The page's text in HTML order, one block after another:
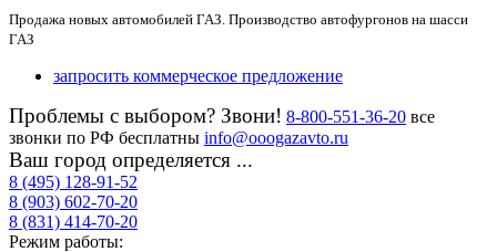
Продажа новых автомобилей ГАЗ. Производство автофургонов на шасси
ГАЗ
запросить коммерческое предложение
Проблемы с выбором? Звони! 8-800-551-36-20 все
звонки по РФ бесплатны info@ooogazavto.ru
Ваш город определяется ...
8 (495) 128-91-52
8 (903) 602-70-20
8 (831) 414-70-20
Режим работы: